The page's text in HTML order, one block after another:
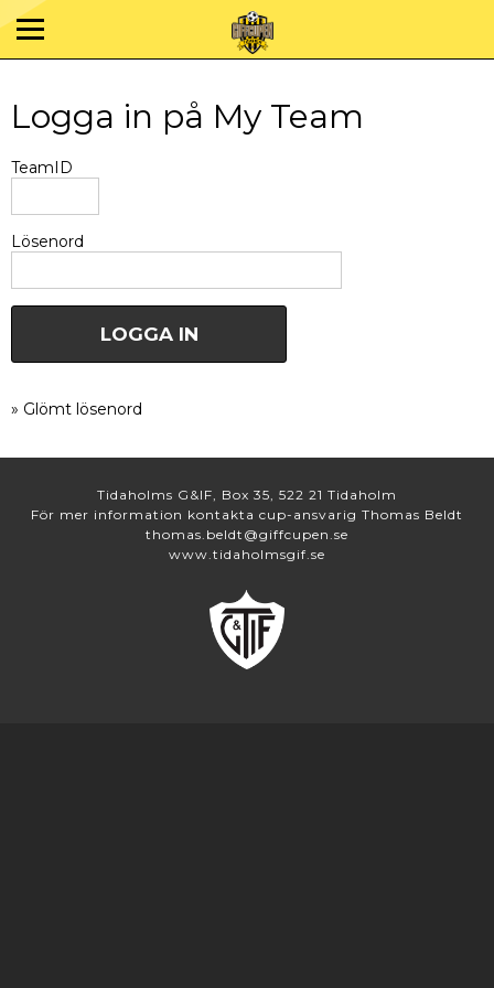
Logga in på My Team
TeamID
Lösenord
» Glömt lösenord
Tidaholms G&IF, Box 35, 522 21 Tidaholm
För mer information kontakta cup-ansvarig Thomas Beldt
thomas.beldt@giffcupen.se
www.tidaholmsgif.se